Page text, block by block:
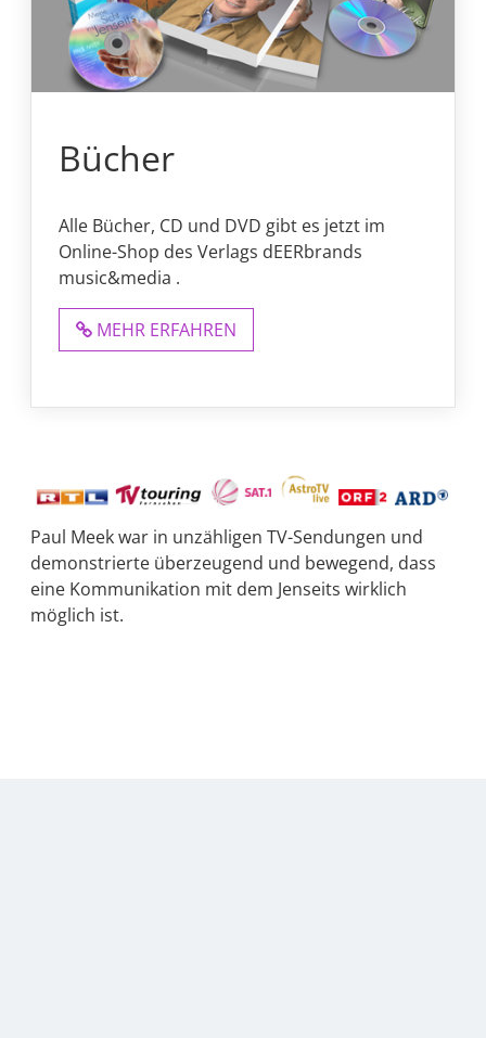
Bücher
Alle Bücher, CD und DVD gibt es jetzt im
Online-Shop des Verlags dEERbrands
music&media .
MEHR ERFAHREN
Paul Meek war in unzähligen TV-Sendungen und
demonstrierte überzeugend und bewegend, dass
eine Kommunikation mit dem Jenseits wirklich
möglich ist.